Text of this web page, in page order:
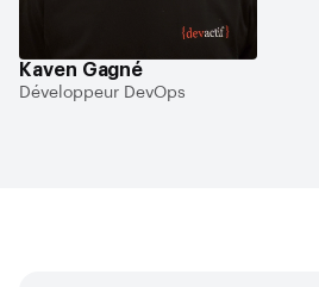
Kaven Gagné
Développeur DevOps